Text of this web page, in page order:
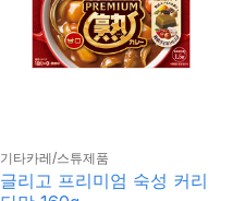
기타카레/스튜제품
글리고 프리미엄 숙성 커리